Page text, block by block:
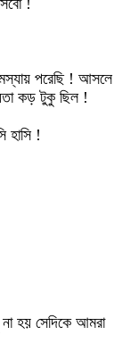
!
পরেছি ! আসলে
কড় টুকু ছিল !
হাসি !
হয় সেদিকে আমরা